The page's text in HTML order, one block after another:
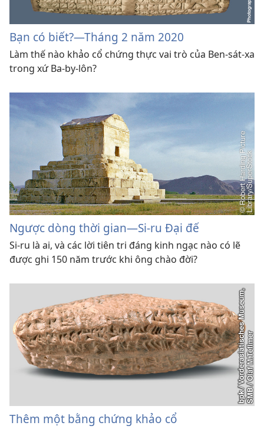
Bạn có biết?​—Tháng 2 năm 2020
Làm thế nào khảo cổ chứng thực vai trò của Ben-sát-xa
trong xứ Ba-by-lôn?
Ngược dòng thời gian—Si-ru Đại đế
Si-ru là ai, và các lời tiên tri đáng kinh ngạc nào có lẽ
được ghi 150 năm trước khi ông chào đời?
Thêm một bằng chứng khảo cổ